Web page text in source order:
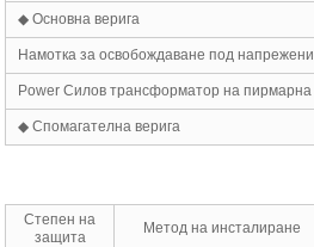
◆ Основна верига
Намотка за освобождаване под
Power Силов трансформатор на пирмарна
◆ Спомагателна верига
Степен на
защита
Метод на инсталиране